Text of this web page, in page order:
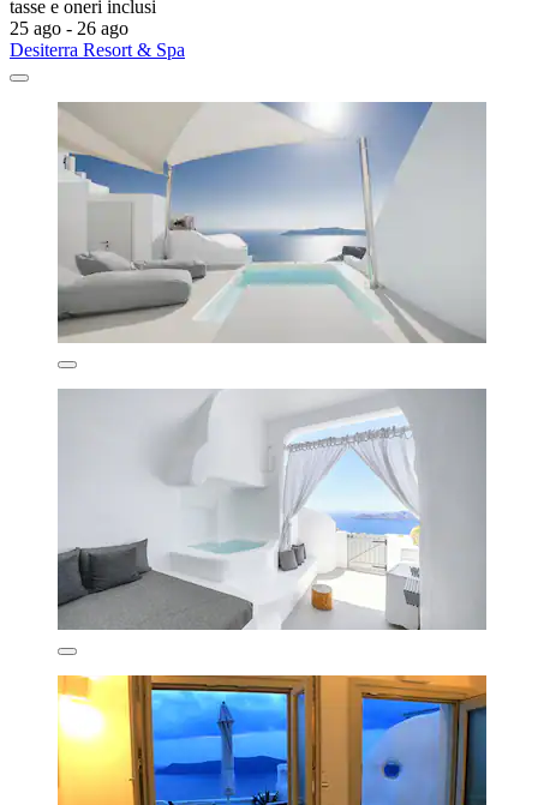
tasse e oneri inclusi
25 ago - 26 ago
Desiterra Resort & Spa